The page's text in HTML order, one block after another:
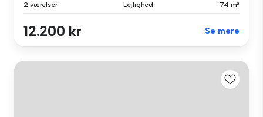
2 værelser Lejlighed 74 m²
12.200 kr Se mere